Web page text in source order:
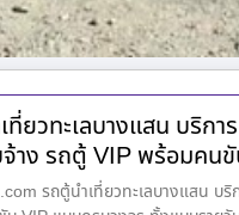
ที่ยวทะเลบางแสน บริกา
าง รถตู้ VIP พร้อมคนขั
รถตู้นำเที่ยวทะเลบางแสน บริ